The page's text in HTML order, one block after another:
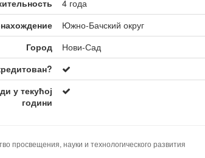
4 года
Южно-Бачский округ
Город
Нови-Сад
у текућој
години
просвещения, науки и технологического развития